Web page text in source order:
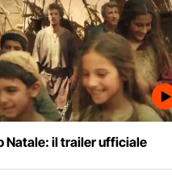
Natale: il trailer ufficiale